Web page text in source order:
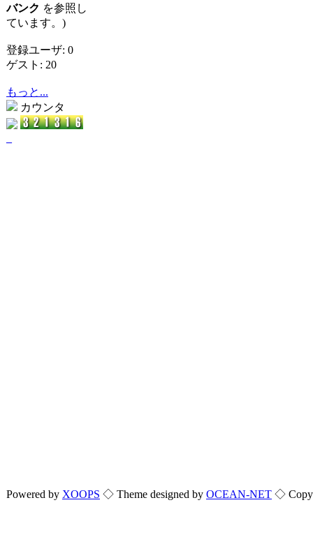
バンク を参照し
ています。)
登録ユーザ: 0
ゲスト: 20
もっと...
カウンタ
Powered by XOOPS ◇ Theme designed by OCEAN-NET ◇